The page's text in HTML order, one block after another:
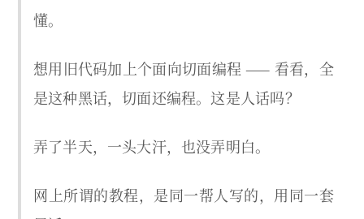
懂。
想用旧代码加上个面向切面编程 —— 看看，全
是这种黑话，切面还编程。这是人话吗？
弄了半天，一头大汗，也没弄明白。
网上所谓的教程，是同一帮人写的，用同一套